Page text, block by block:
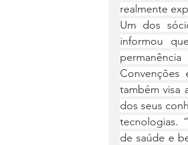
realmente
Um dos
informou
também visa
dos seus
tecnologias.
de saúde e